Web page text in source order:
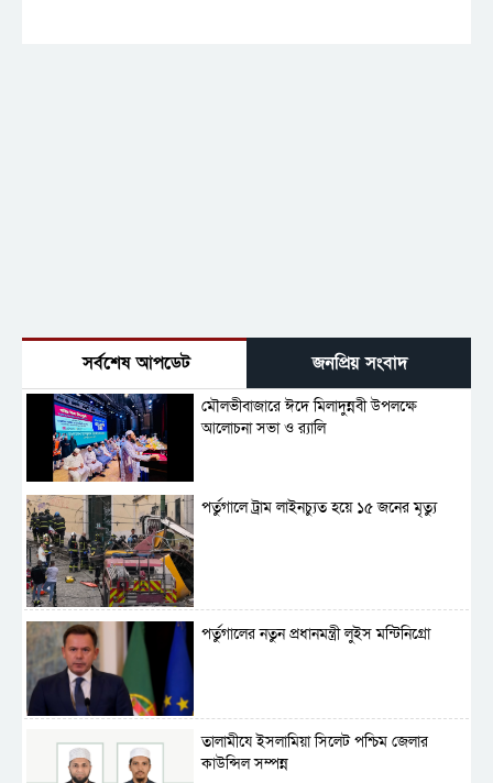
সর্বশেষ আপডেট জনপ্রিয় সংবাদ
মৌলভীবাজারে ঈদে মিলাদুন্নবী উপলক্ষে
আলোচনা সভা ও র‍্যালি
পর্তুগালে ট্রাম লাইনচ্যুত হয়ে ১৫ জনের মৃত্যু
পর্তুগালের নতুন প্রধানমন্ত্রী লুইস মন্টিনিগ্রো
‎তালামীযে ইসলামিয়া সিলেট পশ্চিম জেলার
কাউন্সিল সম্পন্ন